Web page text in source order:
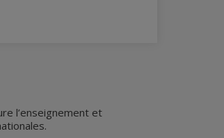
l’enseignement et